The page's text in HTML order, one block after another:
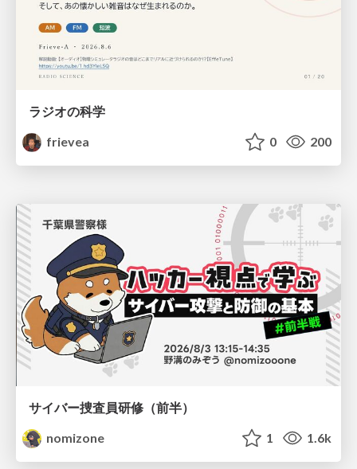
ラジオの科学
frievea
0 200
サイバー捜査員研修（前半）
nomizone
1 1.6k